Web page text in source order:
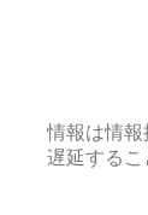
情報は情
遅延するこ